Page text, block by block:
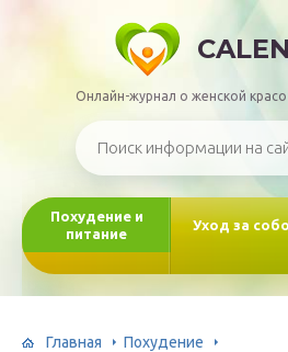
Онлайн-журнал о женской
Похудение и
питание
Уход за
Главная
Похудение